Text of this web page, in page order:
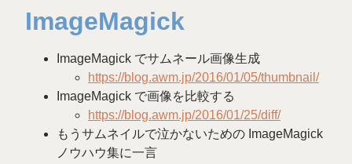
ImageMagick
ImageMagick でサムネール画像生成
https://blog.awm.jp/2016/01/05/thumbnail/
ImageMagick で画像を比較する
https://blog.awm.jp/2016/01/25/diff/
もうサムネイルで泣かないための ImageMagick
ノウハウ集に一言